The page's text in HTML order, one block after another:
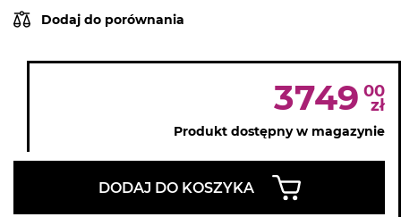
Dodaj do porównania
3749 00
zł
Produkt dostępny w magazynie
DODAJ DO KOSZYKA